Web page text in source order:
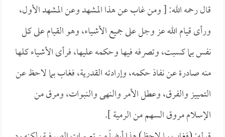
قال رحمه الله: [ ومن غاب عن هذا المشهد وعن المشهد الأول،
ورأى قيام الله عز وجل على جميع الأشياء، وهو القيام على كل
نفس بما كسبت، وتصرفه فيها وحكمه عليها، فرأى الأشياء كلها
منه صادرة عن نفاذ حكمه، وإرادته القدرية، فغاب بما لاحظ عن
التمييز والفرق، وعطل الأمر والنهى والنبوات، ومرق من
الإسلام مروق السهم من الرمية ].